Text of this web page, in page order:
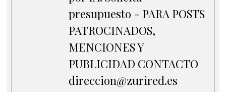
presupuesto - PARA POSTS
PATROCINADOS,
MENCIONES Y
PUBLICIDAD CONTACTO
direccion@zurired.es